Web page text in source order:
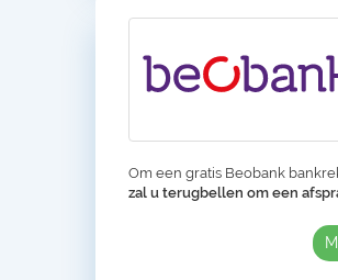
Om een gratis Beobank
zal u terugbellen om een